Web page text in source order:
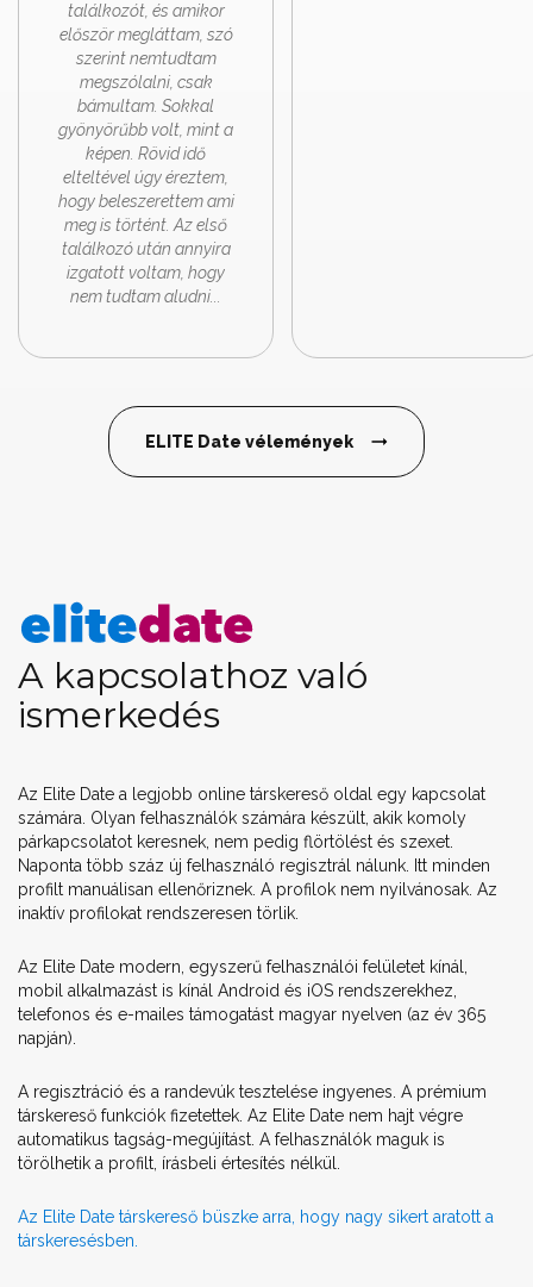
találkozót, és amikor
először megláttam, szó
szerint nemtudtam
megszólalni, csak
bámultam. Sokkal
gyönyörűbb volt, mint a
képen. Rövid idő
elteltével úgy éreztem,
hogy beleszerettem ami
meg is történt. Az első
találkozó után annyira
izgatott voltam, hogy
nem tudtam aludni...
ELITE Date vélemények
A kapcsolathoz való
ismerkedés
Az Elite Date a legjobb online társkereső oldal egy kapcsolat
számára. Olyan felhasználók számára készült, akik komoly
párkapcsolatot keresnek, nem pedig flörtölést és szexet.
Naponta több száz új felhasználó regisztrál nálunk. Itt minden
profilt manuálisan ellenőriznek. A profilok nem nyilvánosak. Az
inaktív profilokat rendszeresen törlik.
Az Elite Date modern, egyszerű felhasználói felületet kínál,
mobil alkalmazást is kínál Android és iOS rendszerekhez,
telefonos és e-mailes támogatást magyar nyelven (az év 365
napján).
A regisztráció és a randevúk tesztelése ingyenes. A prémium
társkereső funkciók fizetettek. Az Elite Date nem hajt végre
automatikus tagság-megújítást. A felhasználók maguk is
törölhetik a profilt, írásbeli értesítés nélkül.
Az Elite Date társkereső büszke arra, hogy nagy sikert aratott a
társkeresésben.